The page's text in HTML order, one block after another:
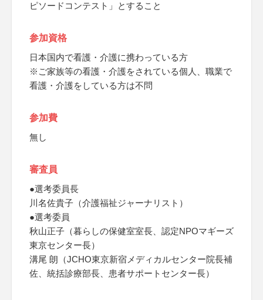
ピソードコンテスト」とすること
参加資格
日本国内で看護・介護に携わっている方
※ご家族等の看護・介護をされている個人、職業で
看護・介護をしている方は不問
参加費
無し
審査員
●選考委員長
川名佐貴子（介護福祉ジャーナリスト）
●選考委員
秋山正子（暮らしの保健室室長、認定NPOマギーズ
東京センター長）
溝尾 朗（JCHO東京新宿メディカルセンター院長補
佐、統括診療部長、患者サポートセンター長）